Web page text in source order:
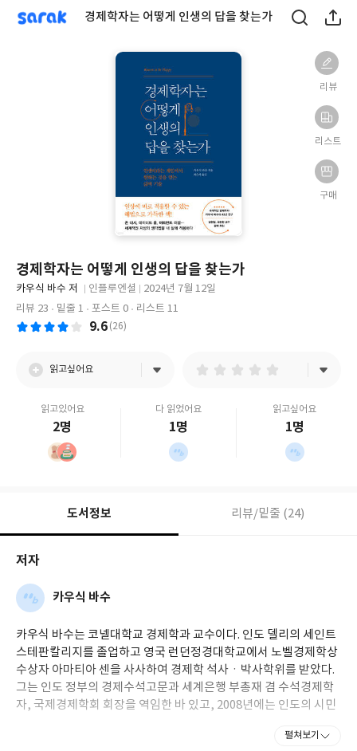
sarak 경제학자는 어떻게 인생의 답을 찾는가
리뷰
리스트
구매
경제학자는 어떻게 인생의 답을 찾는가
글
쓴
카우식 바수 저
사
인플루엔셜
출
판
2024년 7월 12일
리뷰 23
밑줄 1 포스트 0 리스트 11
9.6 (26)
읽고싶어요
읽고있어요
2명
다 읽었어요
1명
읽고싶어요
1명
도서정보 리뷰/밑줄 (24)
저자
카우식 바수
카우식 바수는 코넬대학교 경제학과 교수이다. 인도 델리의 세인트
스테판칼리지를 졸업하고 영국 런던정경대학교에서 노벨경제학상
수상자 아마티아 센을 사사하여 경제학 석사ㆍ박사학위를 받았다.
그는 인도 정부의 경제수석고문과 세계은행 부총재 겸 수석경제학
자, 국제경제학회 회장을 역임한 바 있고, 2008년에는 인도의 시민
계적인 권위의 훔볼트상을 수상했다. 바수는 개발경제, 산업조직,
펼쳐보기